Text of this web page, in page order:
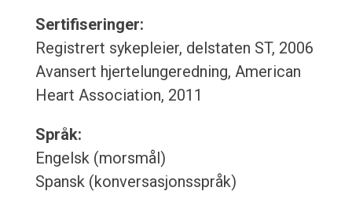
Sertifiseringer:
Registrert sykepleier, delstaten ST, 2006
Avansert hjertelungeredning, American
Heart Association, 2011
Språk:
Engelsk (morsmål)
Spansk (konversasjonsspråk)